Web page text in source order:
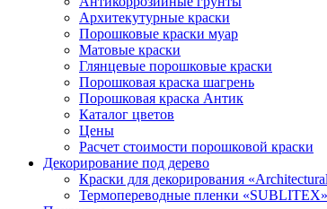
Архитекутурные краски
Порошковые краски муар
Матовые краски
Глянцевые порошковые краски
Порошковая краска шагрень
Порошковая краска Антик
Каталог цветов
Цены
Расчет стоимости порошковой краски
Декорирование под дерево
Краски для декорирования
Термопереводные пленки «SUBLITEX»